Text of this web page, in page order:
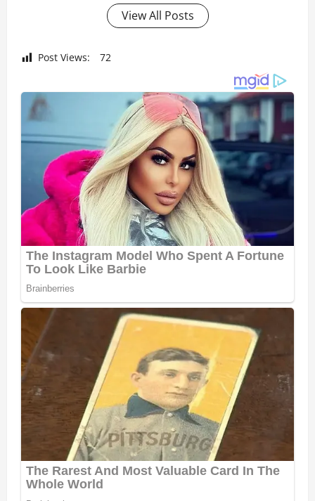
View All Posts
Post Views: 72